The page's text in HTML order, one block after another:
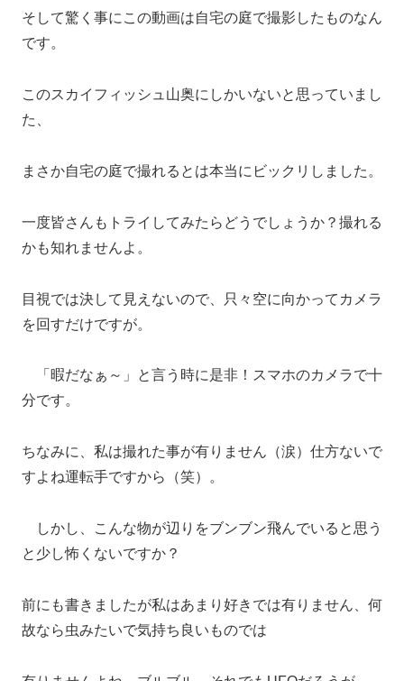
そして驚く事にこの動画は自宅の庭で撮影したものなん
です。
このスカイフィッシュ山奥にしかいないと思っていまし
た、
まさか自宅の庭で撮れるとは本当にビックリしました。
一度皆さんもトライしてみたらどうでしょうか？撮れる
かも知れませんよ。
目視では決して見えないので、只々空に向かってカメラ
を回すだけですが。
「暇だなぁ～」と言う時に是非！スマホのカメラで十
分です。
ちなみに、私は撮れた事が有りません（涙）仕方ないで
すよね運転手ですから（笑）。
しかし、こんな物が辺りをブンブン飛んでいると思う
と少し怖くないですか？
前にも書きましたが私はあまり好きでは有りません、何
故なら虫みたいで気持ち良いものでは